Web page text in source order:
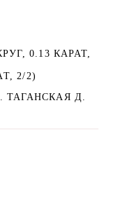
0.13 КАРАТ,
2/2)
ТАГАНСКАЯ Д.